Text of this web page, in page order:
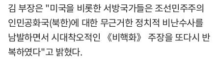
김 부장은 "미국을 비롯한 서방국가들은 조선민주주의
인민공화국(북한)에 대한 무근거한 정치적 비난수사를
남발하면서 시대착오적인 《비핵화》 주장을 또다시 반
복하였다"고 밝혔다.